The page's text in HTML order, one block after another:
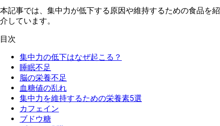
本記事では、集中力が低下する原因や維持するための食品を紹
介しています。
目次
集中力の低下はなぜ起こる？
睡眠不足
脳の栄養不足
血糖値の乱れ
集中力を維持するための栄養素5選
カフェイン
ブドウ糖